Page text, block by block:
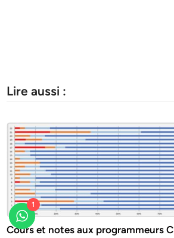
Lire aussi :
Cours et notes aux programmeurs C
1